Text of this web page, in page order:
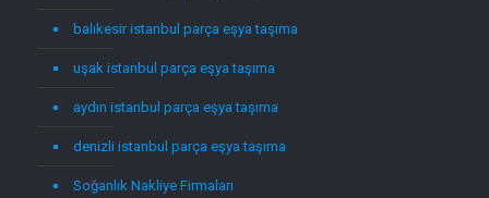
balıkesir istanbul parça eşya taşıma
uşak istanbul parça eşya taşıma
aydın istanbul parça eşya taşıma
denizli istanbul parça eşya taşıma
Soğanlık Nakliye Firmaları